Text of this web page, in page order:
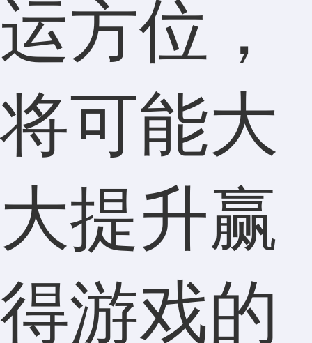
运方位，
将可能大
大提升赢
得游戏的